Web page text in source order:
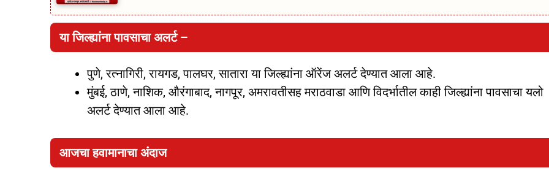
या जिल्ह्यांना पावसाचा अलर्ट –
पुणे, रत्नागिरी, रायगड, पालघर, सातारा या जिल्ह्यांना ऑरेंज अलर्ट देण्यात आला आहे.
मुंबई, ठाणे, नाशिक, औरंगाबाद, नागपूर, अमरावतीसह मराठवाडा आणि विदर्भातील काही जिल्ह्यांना पावसाचा यलो
अलर्ट देण्यात आला आहे.
आजचा हवामानाचा अंदाज